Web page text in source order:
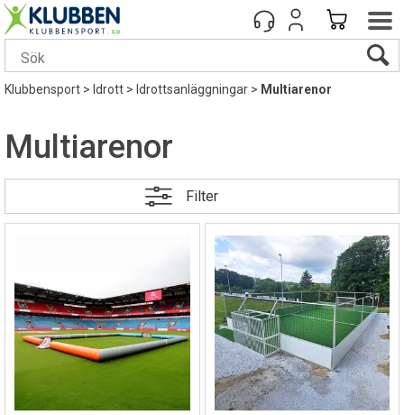
Klubbensport> Idrott> Idrottsanläggningar> Multiarenor
Multiarenor
Filter